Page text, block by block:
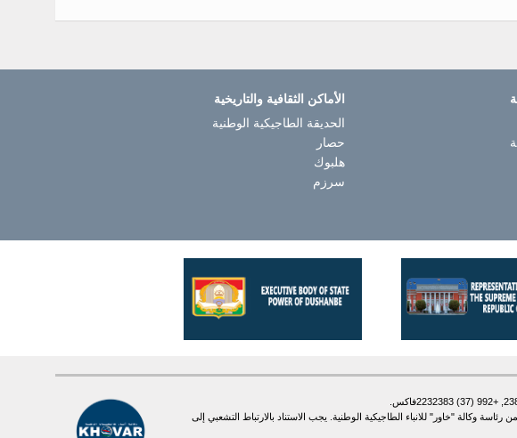
الأماكن الثقافية والتاريخية
الحديقة الطاجيكية الوطنية
حصار
هلبوك
سرزم
"خاور" للانباء الطاجيكية الوطنية. یجب الاستناد بالارتباط التشعبي إلى